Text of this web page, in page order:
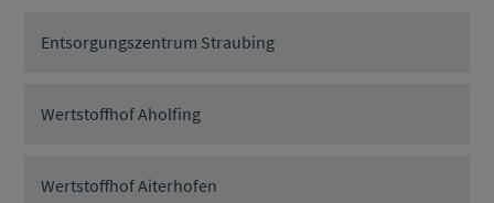
Entsorgungszentrum Straubing
Wertstoffhof Aholfing
Wertstoffhof Aiterhofen